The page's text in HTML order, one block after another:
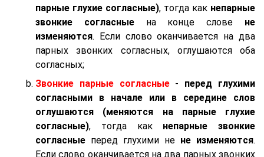
парные глухие согласные), тогда как непарные
звонкие согласныена конце слове не
изменяются. Если слово оканчивается на два
парных звонких согласных, оглушаются оба
согласных;
Звонкие парные согласные- перед глухими
согласными в начале или в середине слов
оглушаются (меняются на парные глухие
согласные), тогда как непарные звонкие
согласные перед глухими не не изменяются.
Если слово оканчивается на два парных звонких